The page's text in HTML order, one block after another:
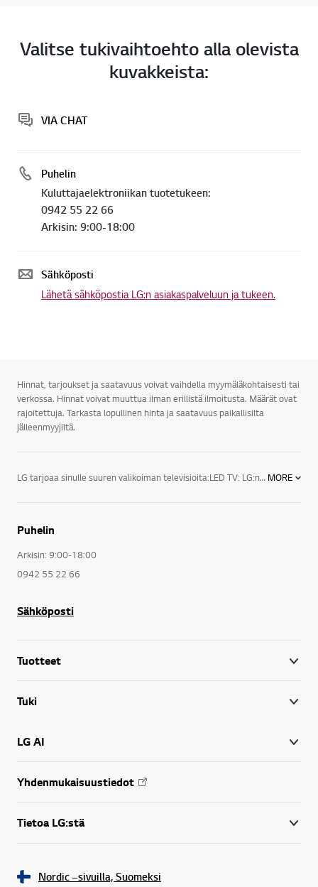
Valitse tukivaihtoehto alla olevista
kuvakkeista:
VIA CHAT
Puhelin
Kuluttajaelektroniikan tuotetukeen:
0942 55 22 66
Arkisin: 9:00-18:00
Sähköposti
Lähetä sähköpostia LG:n asiakaspalveluun ja tukeen.
Hinnat, tarjoukset ja saatavuus voivat vaihdella myymäläkohtaisesti tai
verkossa. Hinnat voivat muuttua ilman erillistä ilmoitusta. Määrät ovat
rajoitettuja. Tarkasta lopullinen hinta ja saatavuus paikallisilta
jälleenmyyjiltä.
LG tarjoaa sinulle suuren valikoiman televisioita:LED TV: LG:n LED-televisioiden designsarjan huippumalli näyttää juuri siltä kuin modernin television kuuluukin. Äärimmäisen ohuet valetut alumiinikehykset varmistavat, että televisio sopii täydellisesti joka ympäristöön.3D TV: LG:n 3D-televisio esittelee täysin uuden tason kuvanlaadulle, sillä sen tarkkuus on neljä kertaa suurempi kuin Full HD -television. Kuva on luonnollisesti uskomattoman eloisa ja tarkka, vaikka sitä katsottaisiin läheltä. LG UHD 3D -televisiot tyydyttävät katsojan tarpeet täydellisesti virheettömillä yksityiskohdilla ja nostavat näyttöjen standardin entistä korkeammalle.Smart TV: Vihdoinkin televisiossa on aina jotain hyvää katsottavaa. LG Smart TV on helpoin tapa kokea suosikkiohjelmasi, SF Anytime, Headweb, Viaplay, musiikki, sovellukset, sosiaaliset mediat ja verkkosivut. Kätevillä jakotoiminnoilla pääset käsiksi myös kotiverkossa tai älypuhelimellasi olevaan sisältöön.LG:n uuden sukupolven televisiot sekä audio- ja videolaitteet tarjoavat todellista viihdettä kaikenlaisiin televisioelämyksiin. Peli-iltoihin sopii esimerkiksi 60-tuumainen LED-taulutelevisio, ja lasten elokuvailtaa varten 42-tuumainen 3D LED -taulutelevisio. LG:n televisiot sopivat myös kaikkiin huoneisiin.LG:n televisioiden lukemattomat viihdeominaisuudet viihdyttävät sekä perhettäsi että vieraitasi. Saatavilla on myös useita lisätarvikkeita televisioita varten. LG:n televisioita on kiitelty ja ne ovat saaneet ylistäviä arvioita toiminnallisuudestaan, tehostaan sekä tyylistään. MORE
Puhelin
Arkisin: 9:00-18:00
0942 55 22 66
Sähköposti
Tuotteet
Tuki
LG AI
Yhdenmukaisuustiedot
Tietoa LG:stä
Nordic –sivuilla, Suomeksi